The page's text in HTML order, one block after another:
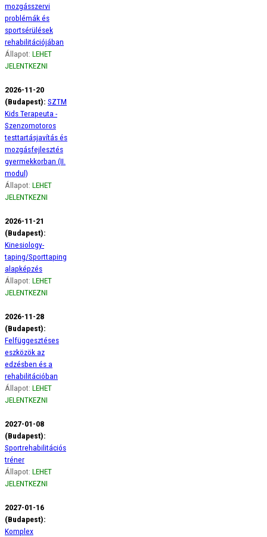
mozgásszervi
problémák és
sportsérülések
rehabilitációjában
Állapot: LEHET
JELENTKEZNI
2026-11-20
(Budapest): SZTM
Kids Terapeuta -
Szenzomotoros
testtartásjavítás és
mozgásfejlesztés
gyermekkorban (II.
modul)
Állapot: LEHET
JELENTKEZNI
2026-11-21
(Budapest):
Kinesiology-
taping/Sporttaping
alapképzés
Állapot: LEHET
JELENTKEZNI
2026-11-28
(Budapest):
Felfüggesztéses
eszközök az
edzésben és a
rehabilitációban
Állapot: LEHET
JELENTKEZNI
2027-01-08
(Budapest):
Sportrehabilitációs
tréner
Állapot: LEHET
JELENTKEZNI
2027-01-16
(Budapest):
Komplex